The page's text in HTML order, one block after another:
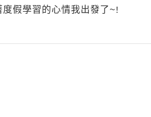
假學習的心情我出發了~!